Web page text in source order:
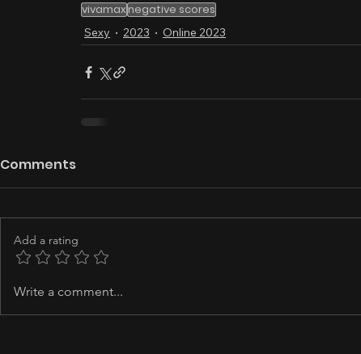
vivamaxnegative scores
Sexy 2023 Online 2023
Comments
Add a rating
Write a comment...